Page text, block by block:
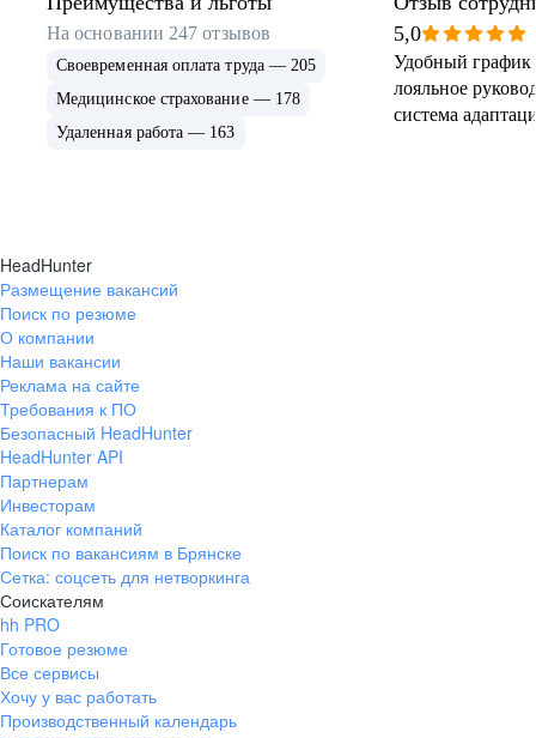
На основании 247 отзывов
Своевременная оплата труда — 205
Медицинское страхование — 178
Удаленная работа — 163
5,0
Удобный график
лояльное
система
HeadHunter
Размещение вакансий
Поиск по резюме
О компании
Наши вакансии
Реклама на сайте
Требования к ПО
Безопасный HeadHunter
HeadHunter API
Партнерам
Инвесторам
Каталог компаний
Поиск по вакансиям в Брянске
Сетка: соцсеть для нетворкинга
Соискателям
hh PRO
Готовое резюме
Все сервисы
Хочу у вас работать
Производственный календарь